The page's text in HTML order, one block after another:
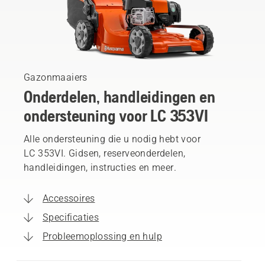
Gazonmaaiers
Onderdelen, handleidingen en
ondersteuning voor LC 353VI
Alle ondersteuning die u nodig hebt voor
LC 353VI. Gidsen, reserveonderdelen,
handleidingen, instructies en meer.
Accessoires
Specificaties
Probleemoplossing en hulp